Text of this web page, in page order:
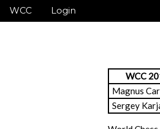
WCC Login
WCC
Magnus
Sergey